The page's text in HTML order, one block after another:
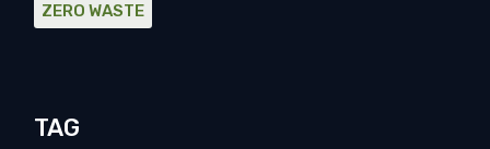
ZERO WASTE
TAG